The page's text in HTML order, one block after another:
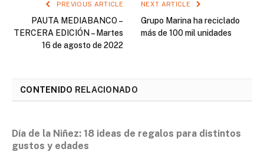
PREVIOUS ARTICLE
PAUTA MEDIABANCO –
TERCERA EDICIÓN – Martes
16 de agosto de 2022
NEXT ARTICLE
Grupo Marina ha reciclado
más de 100 mil unidades
CONTENIDO RELACIONADO
Día de la Niñez: 18 ideas de regalos para distintos
gustos y edades